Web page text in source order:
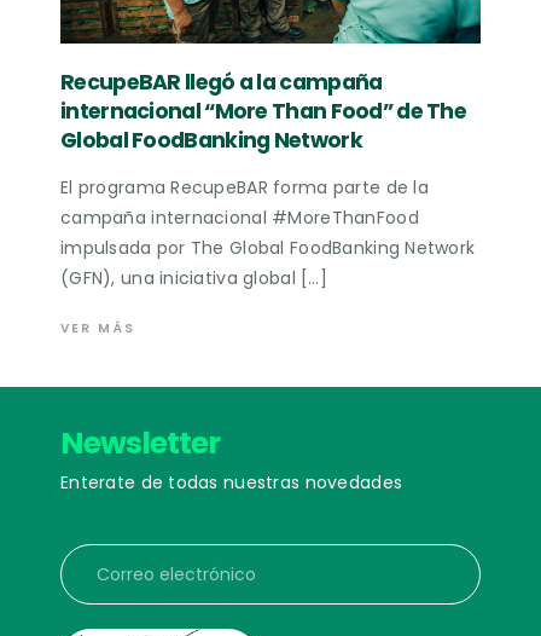
RecupeBAR llegó a la campaña
internacional “More Than Food” de The
Global FoodBanking Network
El programa RecupeBAR forma parte de la
campaña internacional #MoreThanFood
impulsada por The Global FoodBanking Network
(GFN), una iniciativa global […]
VER MÁS
Newsletter
Enterate de todas nuestras novedades
Correo electrónico